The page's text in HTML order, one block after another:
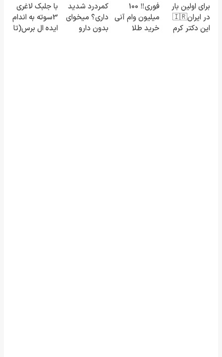
رو پر کن◖
فروشگاهت رو
ثبت کن
خرید محصول
با تخفیف ویژه
برای اولین بار
در ایران🇮🇷
این دکتر کرم
فوری‼️ 100
میلیون وام آنی
خرید طلا
کمردرد شدید
داری؟ میخوای
بدون دارو
با جلبک لاغری
3سوته به اندام
ایده ال برس(تا